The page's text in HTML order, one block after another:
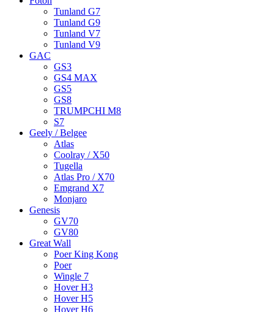
Tunland G7
Tunland G9
Tunland V7
Tunland V9
GAC
GS3
GS4 MAX
GS5
GS8
TRUMPCHI M8
S7
Geely / Belgee
Atlas
Coolray / X50
Tugella
Atlas Pro / X70
Emgrand X7
Monjaro
Genesis
GV70
GV80
Great Wall
Poer King Kong
Poer
Wingle 7
Hover H3
Hover H5
Hover H6